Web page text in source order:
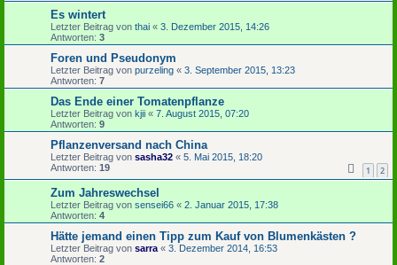
Es wintert
Letzter Beitrag von thai « 3. Dezember 2015, 14:26
Antworten: 3
Foren und Pseudonym
Letzter Beitrag von purzeling « 3. September 2015, 13:23
Antworten: 7
Das Ende einer Tomatenpflanze
Letzter Beitrag von kjii « 7. August 2015, 07:20
Antworten: 9
Pflanzenversand nach China
Letzter Beitrag von sasha32 « 5. Mai 2015, 18:20
Antworten: 19 1 2
Zum Jahreswechsel
Letzter Beitrag von sensei66 « 2. Januar 2015, 17:38
Antworten: 4
Hätte jemand einen Tipp zum Kauf von Blumenkästen ?
Letzter Beitrag von sarra « 3. Dezember 2014, 16:53
Antworten: 2